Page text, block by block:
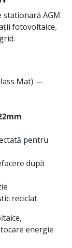
AGM
fotovoltaice,
Mat) —
pentru
după
reciclat
energie